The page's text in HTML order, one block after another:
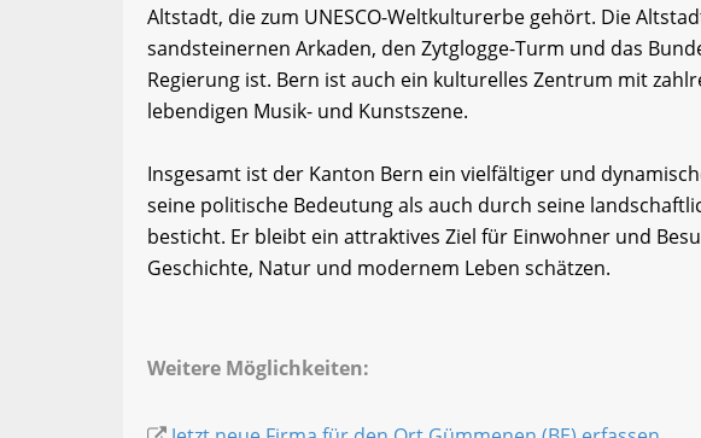
Altstadt, die zum UNESCO-Weltkulturerbe gehört. Die
sandsteinernen Arkaden, den Zytglogge-Turm und das
Regierung ist. Bern ist auch ein kulturelles Zentrum mit
lebendigen Musik- und Kunstszene.
Insgesamt ist der Kanton Bern ein vielfältiger und
seine politische Bedeutung als auch durch seine
besticht. Er bleibt ein attraktives Ziel für Einwohner und
Geschichte, Natur und modernem Leben schätzen.
Weitere Möglichkeiten: